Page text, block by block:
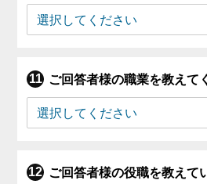
ご回答者様の職業を教えて
ご回答者様の役職を教えて